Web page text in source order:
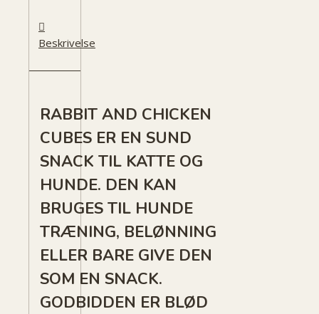
Beskrivelse
RABBIT AND CHICKEN
CUBES ER EN SUND
SNACK TIL KATTE OG
HUNDE. DEN KAN
BRUGES TIL HUNDE
TRÆNING, BELØNNING
ELLER BARE GIVE DEN
SOM EN SNACK.
GODBIDDEN ER BLØD